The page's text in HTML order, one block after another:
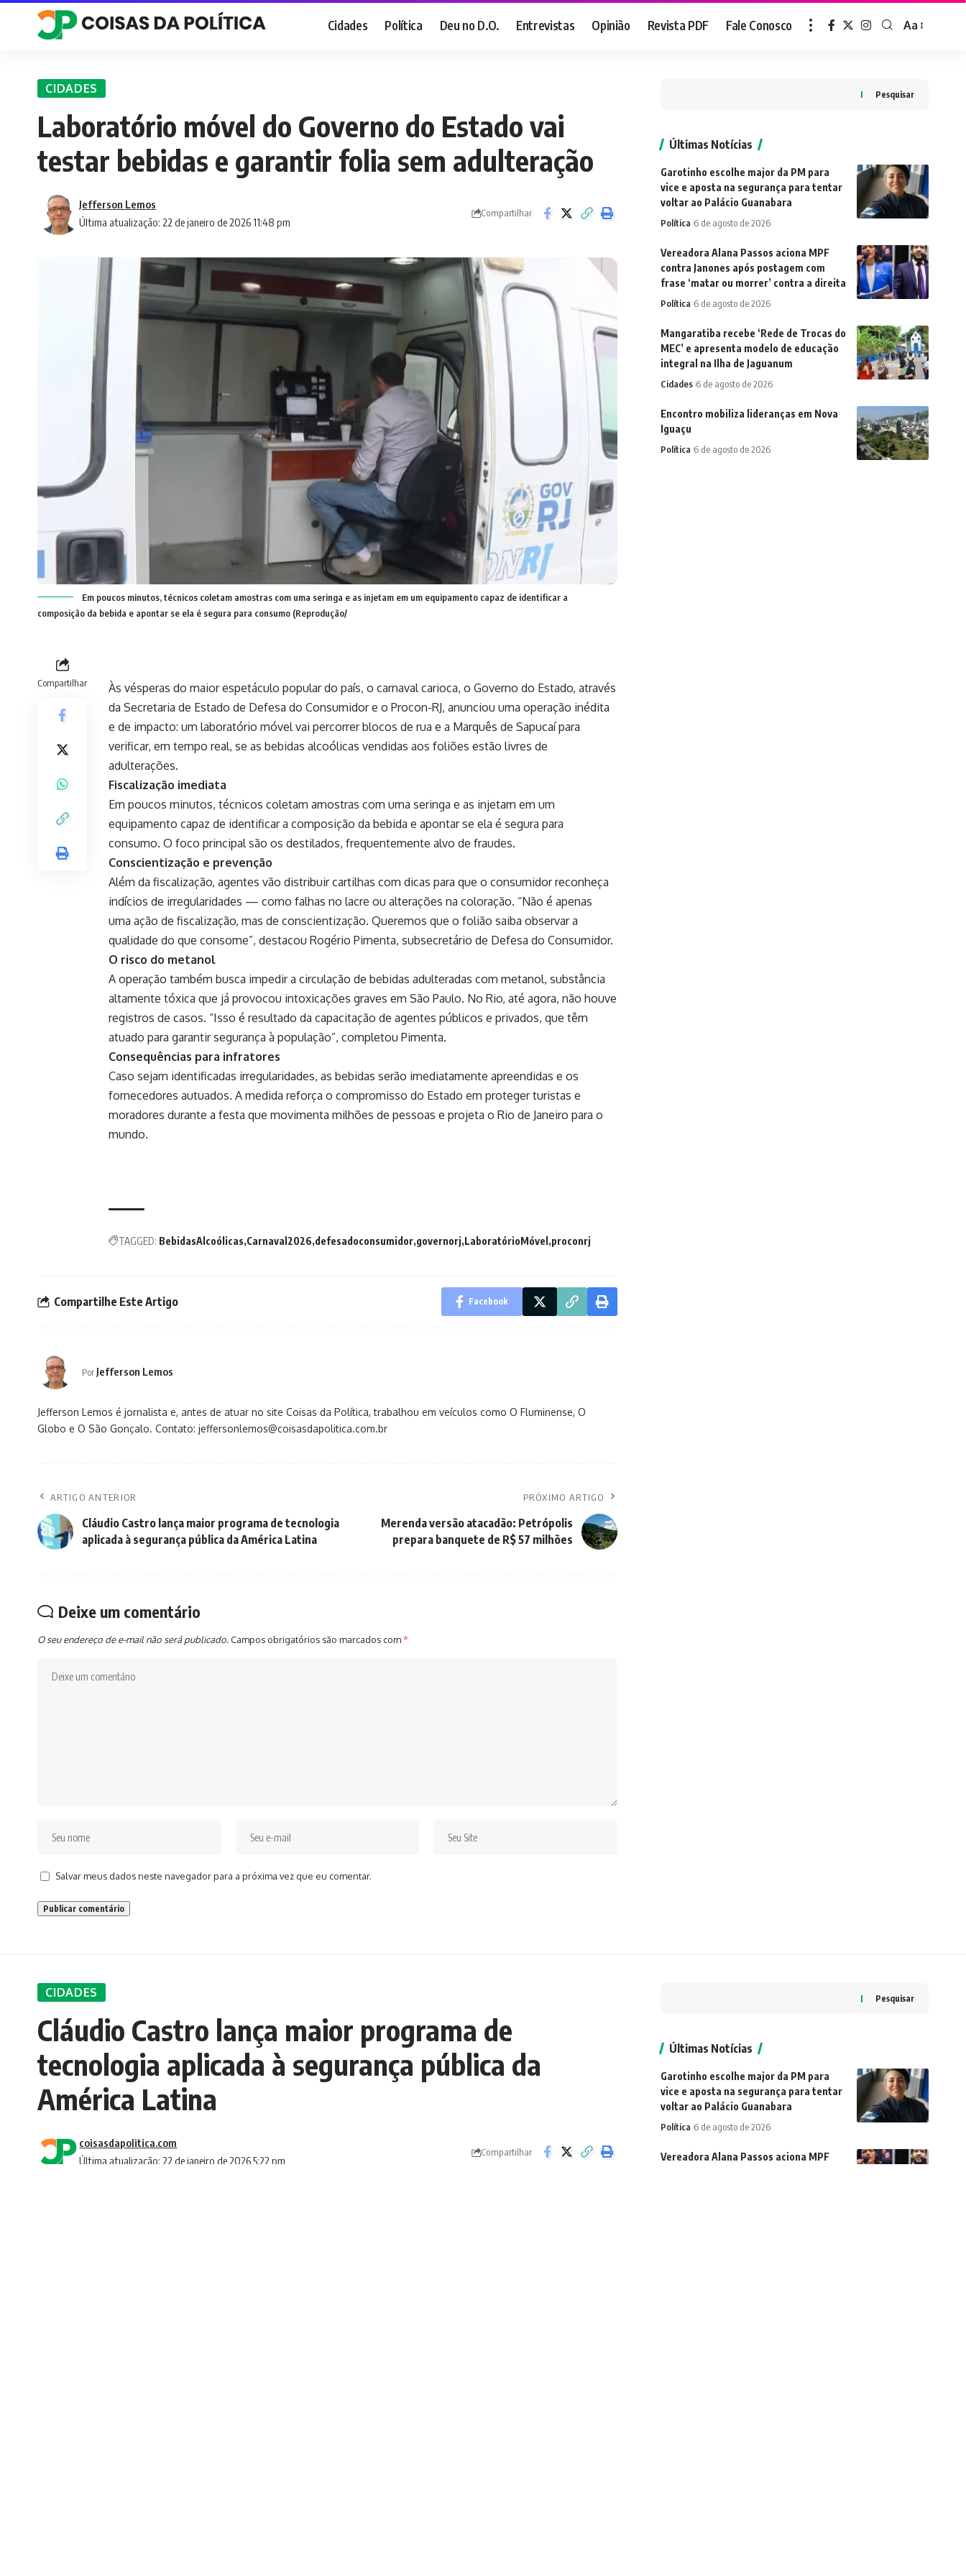
Cidades Política Deu no D.O. Entrevistas Opinião Revista PDF Fale Conosco
Font
Aa
CIDADES
Laboratório móvel do Governo do Estado vai
testar bebidas e garantir folia sem adulteração
Última atualização: 22 de janeiro de 2026 11:48 pm
Jefferson Lemos
Compartilhar
Em poucos minutos, técnicos coletam amostras com uma seringa e as injetam em um equipamento capaz de identificar a
composição da bebida e apontar se ela é segura para consumo (Reprodução/
Compartilhar
Às vésperas do maior espetáculo popular do país, o carnaval carioca, o Governo do Estado, através
da Secretaria de Estado de Defesa do Consumidor e o Procon-RJ, anunciou uma operação inédita
e de impacto: um laboratório móvel vai percorrer blocos de rua e a Marquês de Sapucaí para
verificar, em tempo real, se as bebidas alcoólicas vendidas aos foliões estão livres de
adulterações.
Fiscalização imediata
Em poucos minutos, técnicos coletam amostras com uma seringa e as injetam em um
equipamento capaz de identificar a composição da bebida e apontar se ela é segura para
consumo. O foco principal são os destilados, frequentemente alvo de fraudes.
Conscientização e prevenção
Além da fiscalização, agentes vão distribuir cartilhas com dicas para que o consumidor reconheça
indícios de irregularidades — como falhas no lacre ou alterações na coloração. “Não é apenas
uma ação de fiscalização, mas de conscientização. Queremos que o folião saiba observar a
qualidade do que consome”, destacou Rogério Pimenta, subsecretário de Defesa do Consumidor.
O risco do metanol
A operação também busca impedir a circulação de bebidas adulteradas com metanol, substância
altamente tóxica que já provocou intoxicações graves em São Paulo. No Rio, até agora, não houve
registros de casos. “Isso é resultado da capacitação de agentes públicos e privados, que têm
atuado para garantir segurança à população”, completou Pimenta.
Consequências para infratores
Caso sejam identificadas irregularidades, as bebidas serão imediatamente apreendidas e os
fornecedores autuados. A medida reforça o compromisso do Estado em proteger turistas e
moradores durante a festa que movimenta milhões de pessoas e projeta o Rio de Janeiro para o
mundo.
TAGGED: BebidasAlcoólicas Carnaval2026 defesadoconsumidor governorj LaboratórioMóvel proconrj
Compartilhe Este Artigo Facebook
Por Jefferson Lemos
Jefferson Lemos é jornalista e, antes de atuar no site Coisas da Política, trabalhou em veículos como O Fluminense, O
Globo e O São Gonçalo. Contato: jeffersonlemos@coisasdapolitica.com.br
ARTIGO ANTERIOR
Cláudio Castro lança maior programa de tecnologia
aplicada à segurança pública da América Latina
PRÓXIMO ARTIGO
Merenda versão atacadão: Petrópolis
prepara banquete de R$ 57 milhões
Deixe um comentário
O seu endereço de e-mail não será publicado. Campos obrigatórios são marcados com*
Salvar meus dados neste navegador para a próxima vez que eu comentar.
Pesquisar
Últimas Notícias
Garotinho escolhe major da PM para
vice e aposta na segurança para tentar
voltar ao Palácio Guanabara
Política 6 de agosto de 2026
Vereadora Alana Passos aciona MPF
contra Janones após postagem com
frase ‘matar ou morrer’ contra a direita
Política 6 de agosto de 2026
Mangaratiba recebe ‘Rede de Trocas do
MEC’ e apresenta modelo de educação
integral na Ilha de Jaguanum
Cidades 6 de agosto de 2026
Encontro mobiliza lideranças em Nova
Iguaçu
Política 6 de agosto de 2026
CIDADES
Cláudio Castro lança maior programa de
tecnologia aplicada à segurança pública da
América Latina
Última atualização: 22 de janeiro de 2026 5:22 pm
coisasdapolitica.com
Compartilhar
Pesquisar
Últimas Notícias
Garotinho escolhe major da PM para
vice e aposta na segurança para tentar
voltar ao Palácio Guanabara
Política 6 de agosto de 2026
Vereadora Alana Passos aciona MPF